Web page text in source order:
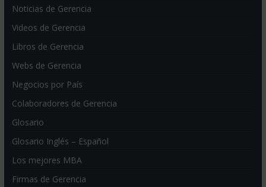
Noticias de Gerencia
Videos de Gerencia
Libros de Gerencia
Webs de Gerencia
Negocios por País
Colaboradores de Gerencia
Glosario
Glosario Inglés – Español
Los mejores MBA
Firmas de Gerencia